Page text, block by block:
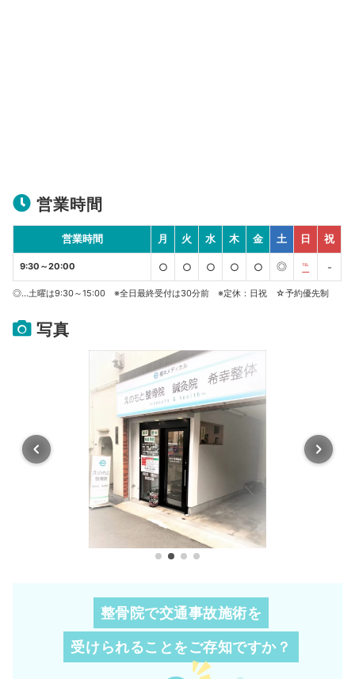
営業時間
営業時間 月 火 水 木 金 土 日 祝
9:30～20:00 ○ ○ ○ ○ ○ ◎ ℡ -
◎…土曜は9:30～15:00 ※全日最終受付は30分前 ※定休：日祝 ☆予約優先制
写真
整骨院で交通事故施術を
受けられることをご存知ですか？